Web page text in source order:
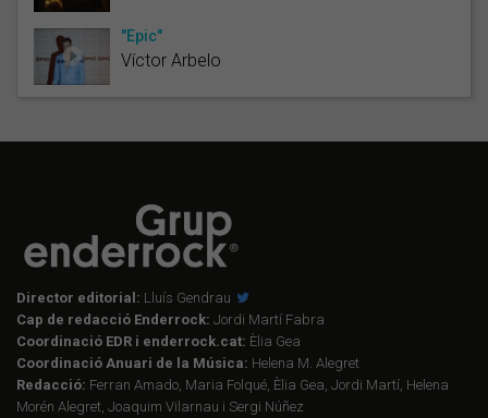
"Èpic"
Víctor Arbelo
Director editorial: Lluís Gendrau
Cap de redacció Enderrock: Jordi Martí Fabra
Coordinació EDR i enderrock.cat: Èlia Gea
Coordinació Anuari de la Música: Helena M. Alegret
Redacció: Ferran Amado, Maria Folqué, Èlia Gea, Jordi Martí, Helena
Morén Alegret, Joaquim Vilarnau i Sergi Núñez